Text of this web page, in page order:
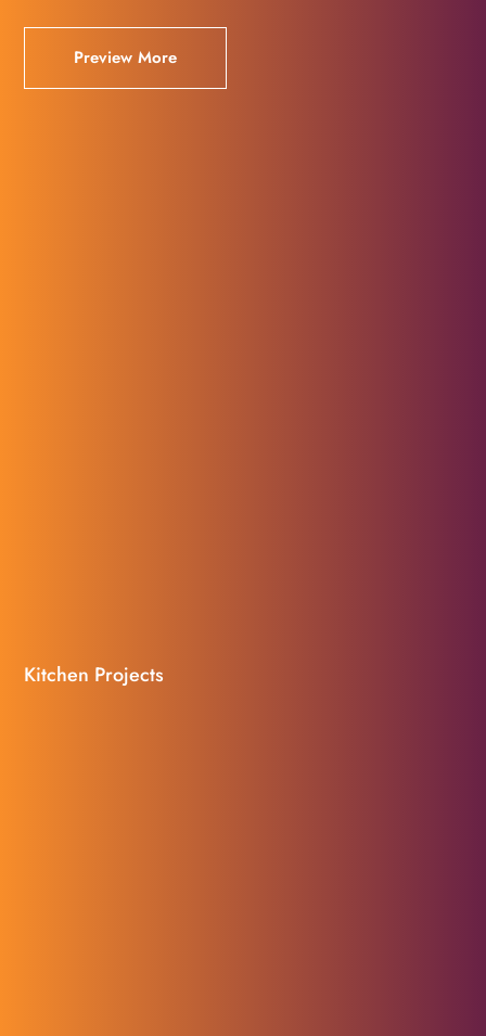
Preview More
Kitchen Projects